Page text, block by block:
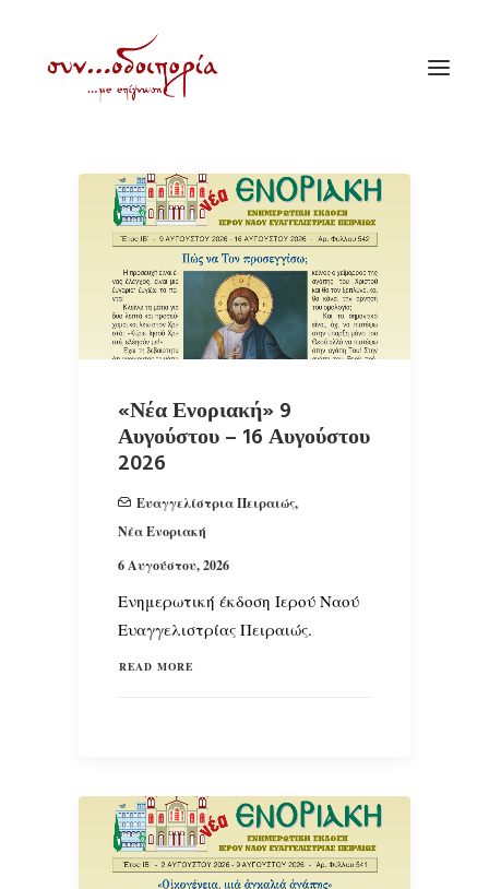
ΘΕΜΑΤΟΛΟΓΙΑ
ΑΝΑΚΟΙΝΩΣΕΙΣ
ΕΝΟΡΙΑ ΕΝ ΔΡΑΣΕΙ
ΕΥΑΓΓΕΛΙΣΤΡΙΑ ΠΕΙΡΑΙΏΣ
ΠΑΛΑΙΑ ΣΥΝΟΔΟΙΠΟΡΙΑ
ΕΠΙΚΟΙΝΩΝΙΑ
«Νέα Ενοριακή» 9
Αυγούστου – 16 Αυγούστου
2026
Ευαγγελίστρια Πειραιώς,
Νέα Ενοριακή
6 Αυγούστου, 2026
Ενημερωτική έκδοση Ιερού Ναού
Ευαγγελιστρίας Πειραιώς.
READ MORE